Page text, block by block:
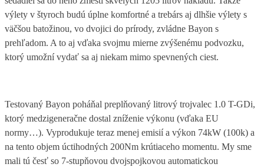
výlety v štyroch budú úplne komfortné a trebárs aj dlhšie výlety s
väčšou batožinou, vo dvojici do prírody, zvládne Bayon s
prehľadom. A to aj vďaka svojmu mierne zvýšenému podvozku,
ktorý umožní vydať sa aj niekam mimo spevnených ciest.
Testovaný Bayon poháňal preplňovaný litrový trojvalec 1.0 T-GDi,
ktorý medzigeneračne dostal zníženie výkonu (vďaka EU
normy…). Vyprodukuje teraz menej emisií a výkon 74kW (100k) a
na tento objem úctihodných 200Nm krútiaceho momentu. My sme
mali tú česť so 7-stupňovou dvojspojkovou automatickou